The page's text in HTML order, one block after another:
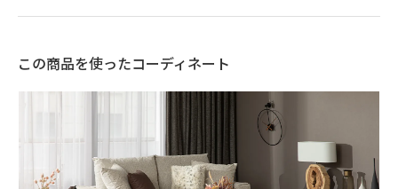
この商品を使ったコーディネート